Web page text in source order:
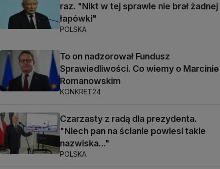
raz. "Nikt w tej sprawie nie brał żadnej
łapówki"
POLSKA
To on nadzorował Fundusz
Sprawiedliwości. Co wiemy o Marcinie
Romanowskim
KONKRET24
Czarzasty z radą dla prezydenta.
"Niech pan na ścianie powiesi takie
nazwiska..."
POLSKA